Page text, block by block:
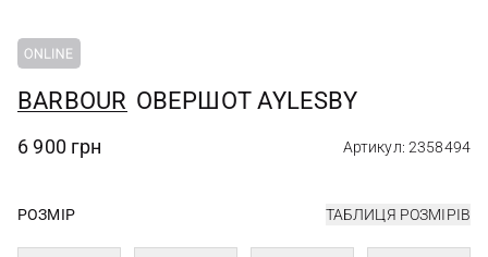
BARBOUR ОВЕРШОТ AYLESBY
6 900 грн Артикул: 2358494
РОЗМІР ТАБЛИЦЯ РОЗМІРІВ